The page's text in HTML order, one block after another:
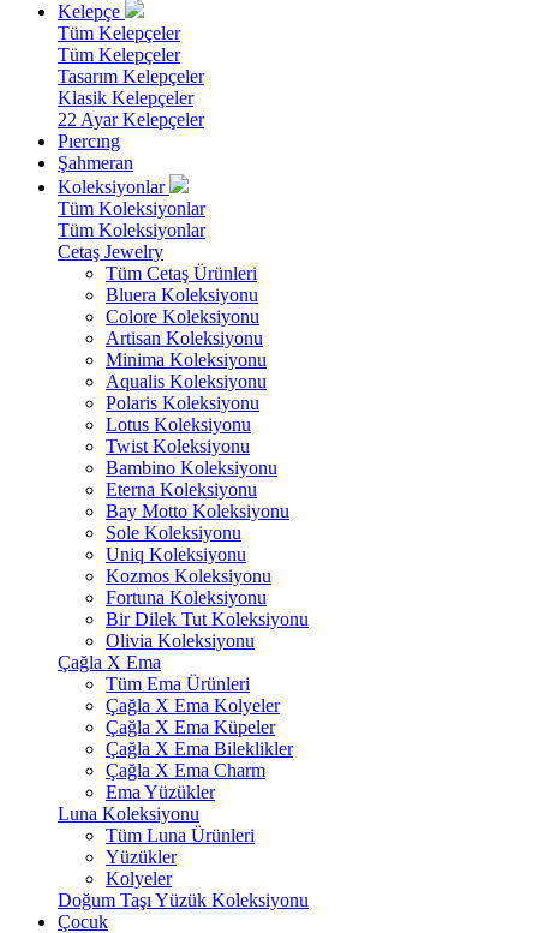
Kelepçe
Tüm Kelepçeler
Tüm Kelepçeler
Tasarım Kelepçeler
Klasik Kelepçeler
22 Ayar Kelepçeler
Pıercıng
Şahmeran
Koleksiyonlar
Tüm Koleksiyonlar
Tüm Koleksiyonlar
Cetaş Jewelry
Tüm Cetaş Ürünleri
Bluera Koleksiyonu
Colore Koleksiyonu
Artisan Koleksiyonu
Minima Koleksiyonu
Aqualis Koleksiyonu
Polaris Koleksiyonu
Lotus Koleksiyonu
Twist Koleksiyonu
Bambino Koleksiyonu
Eterna Koleksiyonu
Bay Motto Koleksiyonu
Sole Koleksiyonu
Uniq Koleksiyonu
Kozmos Koleksiyonu
Fortuna Koleksiyonu
Bir Dilek Tut Koleksiyonu
Olivia Koleksiyonu
Çağla X Ema
Tüm Ema Ürünleri
Çağla X Ema Kolyeler
Çağla X Ema Küpeler
Çağla X Ema Bileklikler
Çağla X Ema Charm
Ema Yüzükler
Luna Koleksiyonu
Tüm Luna Ürünleri
Yüzükler
Kolyeler
Doğum Taşı Yüzük Koleksiyonu
Çocuk